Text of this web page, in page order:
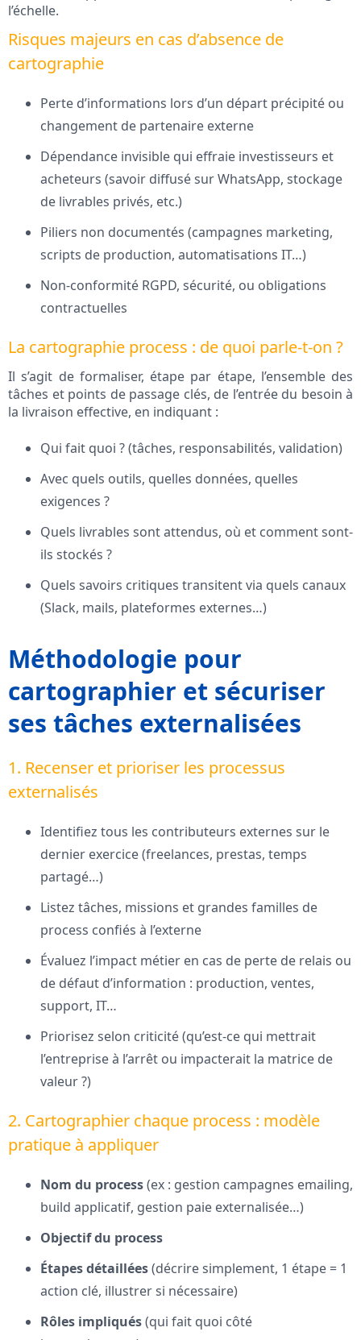
l’échelle.
Risques majeurs en cas d’absence de
cartographie
Perte d’informations lors d’un départ précipité ou
changement de partenaire externe
Dépendance invisible qui effraie investisseurs et
acheteurs (savoir diffusé sur WhatsApp, stockage
de livrables privés, etc.)
Piliers non documentés (campagnes marketing,
scripts de production, automatisations IT…)
Non-conformité RGPD, sécurité, ou obligations
contractuelles
La cartographie process : de quoi parle-t-on ?
Il s’agit de formaliser, étape par étape, l’ensemble des
tâches et points de passage clés, de l’entrée du besoin à
la livraison effective, en indiquant :
Qui fait quoi ? (tâches, responsabilités, validation)
Avec quels outils, quelles données, quelles
exigences ?
Quels livrables sont attendus, où et comment sont-
ils stockés ?
Quels savoirs critiques transitent via quels canaux
(Slack, mails, plateformes externes…)
Méthodologie pour
cartographier et sécuriser
ses tâches externalisées
1. Recenser et prioriser les processus
externalisés
Identifiez tous les contributeurs externes sur le
dernier exercice (freelances, prestas, temps
partagé…)
Listez tâches, missions et grandes familles de
process confiés à l’externe
Évaluez l’impact métier en cas de perte de relais ou
de défaut d’information : production, ventes,
support, IT…
Priorisez selon criticité (qu’est-ce qui mettrait
l’entreprise à l’arrêt ou impacterait la matrice de
valeur ?)
2. Cartographier chaque process : modèle
pratique à appliquer
Nom du process(ex : gestion campagnes emailing,
build applicatif, gestion paie externalisée…)
Objectif du process
Étapes détaillées(décrire simplement, 1 étape = 1
action clé, illustrer si nécessaire)
Rôles impliqués(qui fait quoi côté